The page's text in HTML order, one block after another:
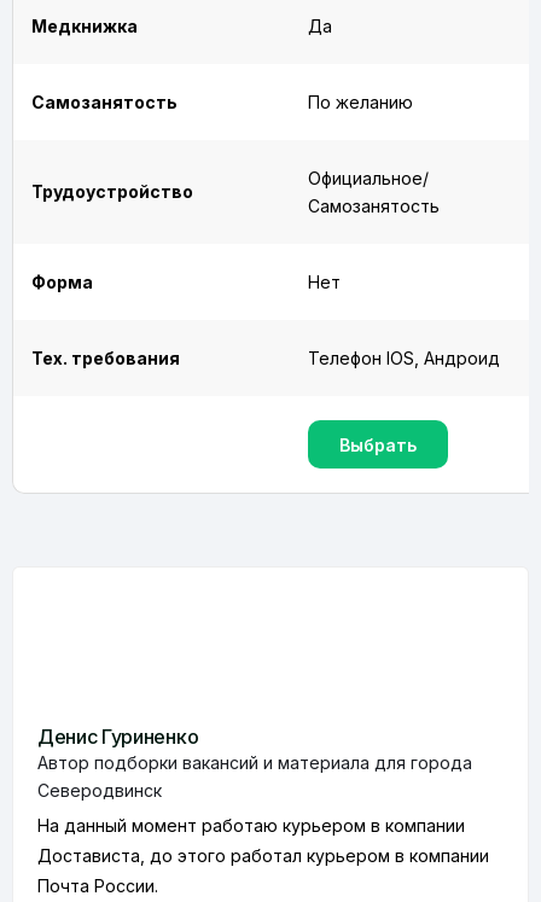
Медкнижка Да
Самозанятость По желанию
Трудоустройство
Официальное/
Самозанятость
Форма Нет
Тех. требования Телефон IOS, Андроид
Выбрать
Денис Гуриненко
Автор подборки вакансий и материала для города
Северодвинск
На данный момент работаю курьером в компании
Достависта, до этого работал курьером в компании
Почта России.